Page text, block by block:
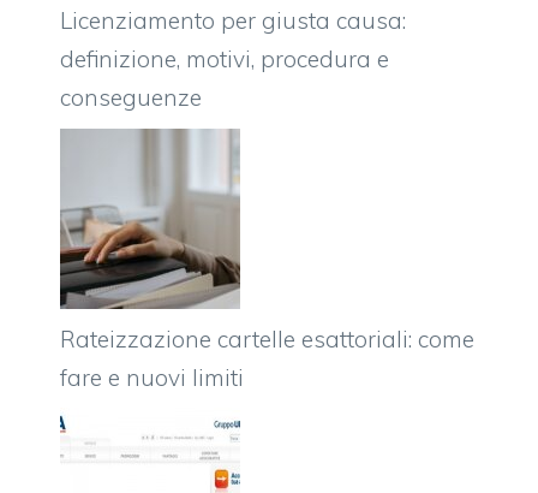
Licenziamento per giusta causa:
definizione, motivi, procedura e
conseguenze
Rateizzazione cartelle esattoriali: come
fare e nuovi limiti